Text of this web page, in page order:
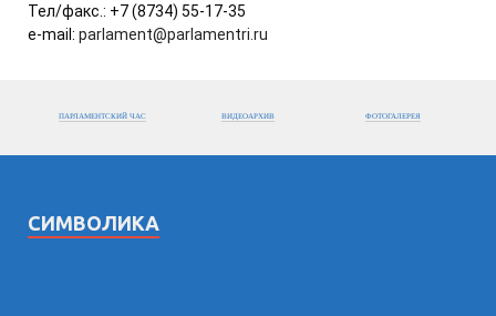
Тел/факс.: +7 (8734) 55-17-35
e-mail: parlament@parlamentri.ru
ПАРЛАМЕНТСКИЙ ЧАС ВИДЕОАРХИВ ФОТОГАЛЕРЕЯ
СИМВОЛИКА